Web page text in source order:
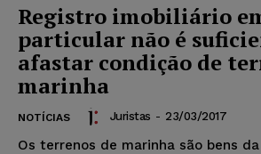
Registro imobiliário
particular não é
afastar condição de
marinha
NOTÍCIAS Juristas - 23/03/2017
Os terrenos de marinha são bens